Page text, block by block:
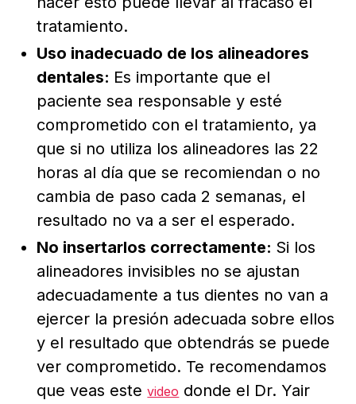
tratamiento.
Uso inadecuado de los alineadores
dentales: Es importante que el
paciente sea responsable y esté
comprometido con el tratamiento, ya
que si no utiliza los alineadores las 22
horas al día que se recomiendan o no
cambia de paso cada 2 semanas, el
resultado no va a ser el esperado.
No insertarlos correctamente: Si los
alineadores invisibles no se ajustan
adecuadamente a tus dientes no van a
ejercer la presión adecuada sobre ellos
y el resultado que obtendrás se puede
ver comprometido. Te recomendamos
que veas estevideo donde el Dr. Yair